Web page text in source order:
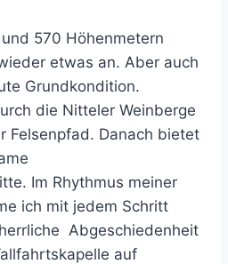
570 Höhenmetern
etwas an. Aber auch
Grundkondition.
die Nitteler Weinberge
Felsenpfad. Danach bietet
Im Rhythmus meiner
ich mit jedem Schritt
Abgeschiedenheit
auf